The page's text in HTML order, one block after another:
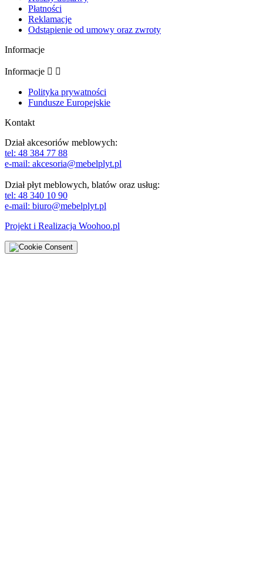
Płatności
Reklamacje
Odstąpienie od umowy oraz zwroty
Informacje
Informacje  
Polityka prywatności
Fundusze Europejskie
Kontakt
Dział akcesoriów meblowych:
tel: 48 384 77 88
e-mail: akcesoria@mebelplyt.pl
Dział płyt meblowych, blatów oraz usług:
tel: 48 340 10 90
e-mail: biuro@mebelplyt.pl
Projekt i Realizacja Woohoo.pl